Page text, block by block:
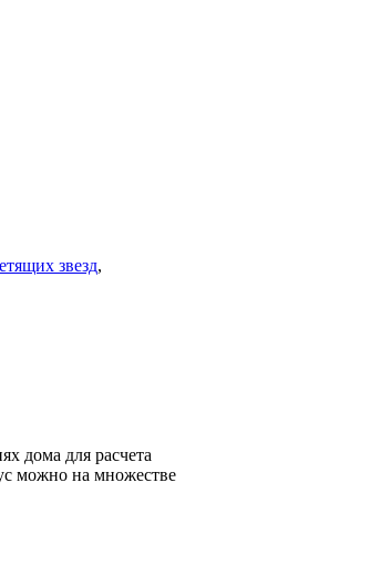
звезд,
дома для расчета
можно на множестве